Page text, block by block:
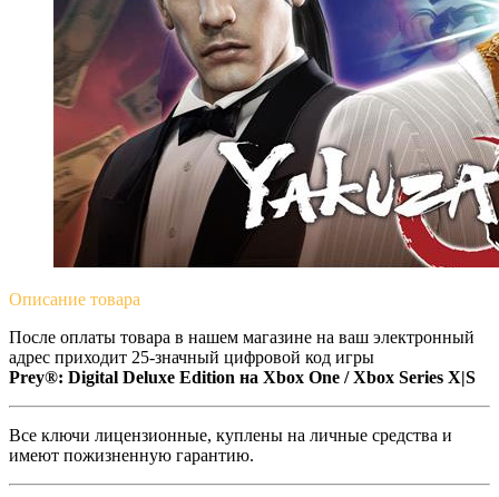
Описание товара
После оплаты товара в нашем магазине на ваш электронный
адрес приходит 25-значный цифровой код игры
Prey®: Digital Deluxe Edition на Xbox One / Xbox Series X|S
Все ключи лицензионные, куплены на личные средства и
имеют пожизненную гарантию.